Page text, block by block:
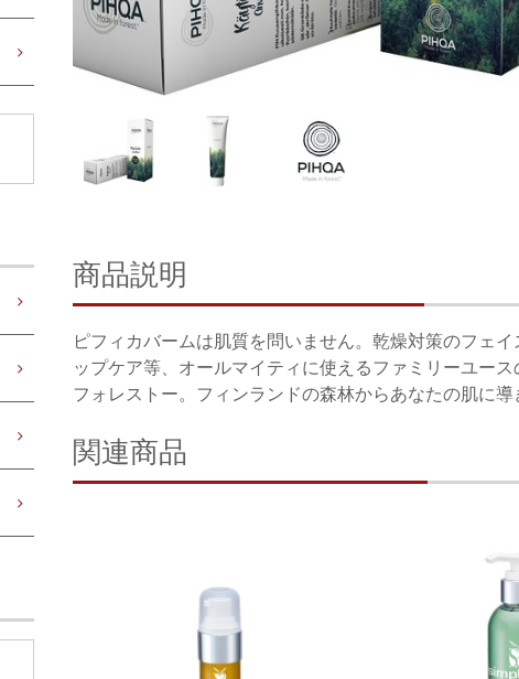
商品説明
ピフィカバームは肌質を問いません。乾燥対策のフェ
ップケア等、オールマイティに使えるファミリーユー
フォレストー。フィンランドの森林からあなたの肌に導
関連商品